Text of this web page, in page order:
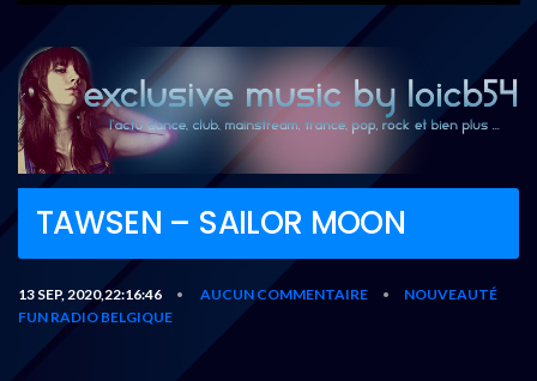
TAWSEN – SAILOR MOON
13 SEP, 2020,22:16:46 • AUCUN COMMENTAIRE •
NOUVEAUTÉ
FUN RADIO BELGIQUE